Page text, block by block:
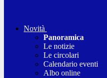
Novità
Panoramica
Le notizie
Le circolari
Calendario eventi
Albo online